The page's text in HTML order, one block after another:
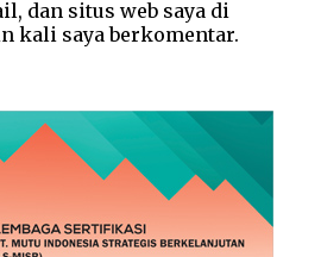
dan situs web saya di
kali saya berkomentar.